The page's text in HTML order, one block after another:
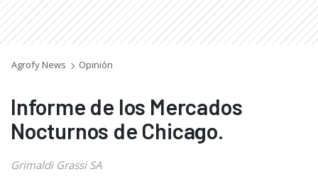
Agrofy News Opinión
Informe de los Mercados
Nocturnos de Chicago.
Grimaldi Grassi SA